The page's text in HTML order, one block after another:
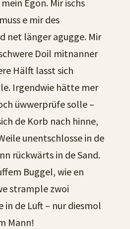
Egon. Mir ischs
e mir des
net länger agugge. Mir
Doil mitnanner
Hälft lasst sich
Irgendwie hätte mer
üwwerprüfe solle –
de Korb nach hinne,
unentschlosse in de
rückwärts in de Sand.
Buggel, wie en
strample zwoi
in de Luft – nur diesmol
Mann!